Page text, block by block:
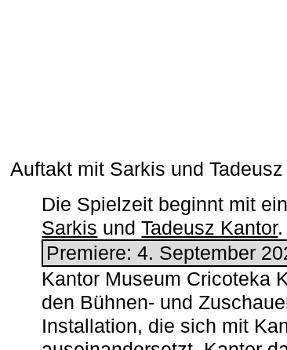
Auftakt mit Sarkis und
Die Spielzeit beginnt mit
Sarkis undTadeusz Kantor.
Premiere: 4. September
Kantor Museum Cricoteka
den Bühnen- und
Installation, die sich mit